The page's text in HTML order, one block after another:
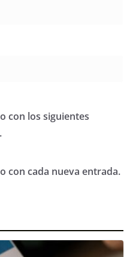
con los siguientes
con cada nueva entrada.